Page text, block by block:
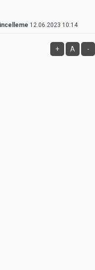
12.06.2023 10:14
+ A -